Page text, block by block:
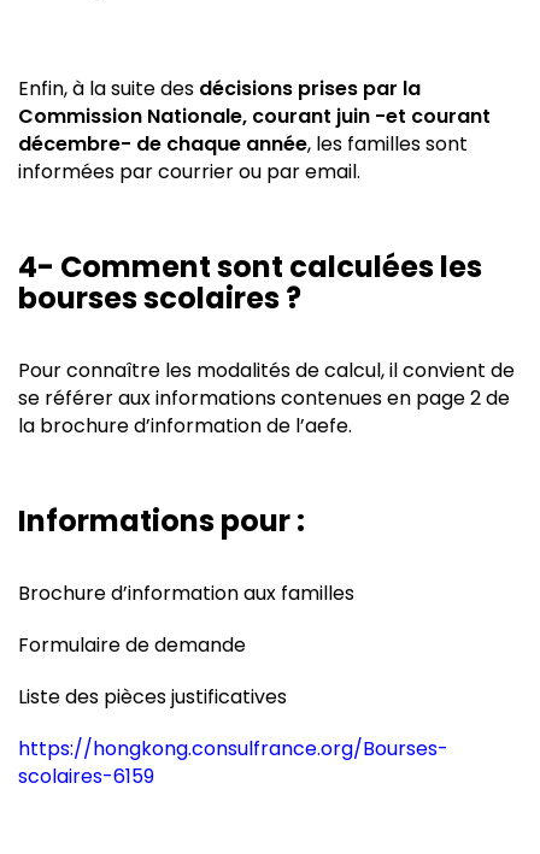
Enfin, à la suite des décisions prises par la
Commission Nationale, courant juin -et courant
décembre- de chaque année, les familles sont
informées par courrier ou par email.
4- Comment sont calculées les
bourses scolaires ?
Pour connaître les modalités de calcul, il convient de
se référer aux informations contenues en page 2 de
la brochure d’information de l’aefe.
Informations pour :
Brochure d’information aux familles
Formulaire de demande
Liste des pièces justificatives
https://hongkong.consulfrance.org/Bourses-
scolaires-6159